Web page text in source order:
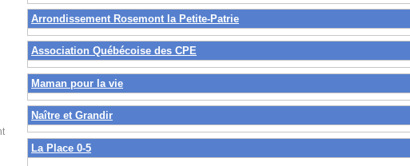
Arrondissement Rosemont la Petite-Patrie
Association Québécoise des CPE
Maman pour la vie
Naître et Grandir
La Place 0-5